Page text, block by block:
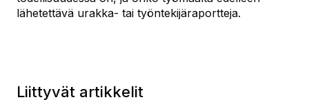
lähetettävä urakka- tai työntekijäraportteja.
Liittyvät artikkelit